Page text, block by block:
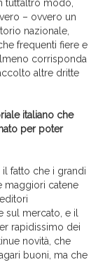
modo,
– ovvero un
nazionale,
frequenti fiere e
corrisponda
altre dritte
italiano che
per poter
il fatto che i grandi
maggiori catene
sul mercato, e il
rapidissimo dei
novità, che
buoni, ma che